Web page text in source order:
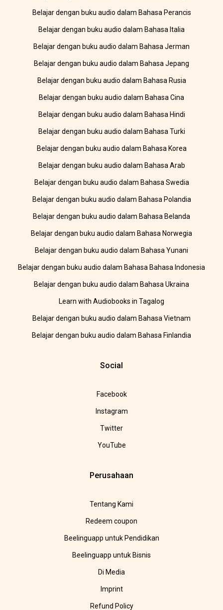
Belajar dengan buku audio dalam Bahasa Perancis
Belajar dengan buku audio dalam Bahasa Italia
Belajar dengan buku audio dalam Bahasa Jerman
Belajar dengan buku audio dalam Bahasa Jepang
Belajar dengan buku audio dalam Bahasa Rusia
Belajar dengan buku audio dalam Bahasa Cina
Belajar dengan buku audio dalam Bahasa Hindi
Belajar dengan buku audio dalam Bahasa Turki
Belajar dengan buku audio dalam Bahasa Korea
Belajar dengan buku audio dalam Bahasa Arab
Belajar dengan buku audio dalam Bahasa Swedia
Belajar dengan buku audio dalam Bahasa Polandia
Belajar dengan buku audio dalam Bahasa Belanda
Belajar dengan buku audio dalam Bahasa Norwegia
Belajar dengan buku audio dalam Bahasa Yunani
Belajar dengan buku audio dalam Bahasa Bahasa Indonesia
Belajar dengan buku audio dalam Bahasa Ukraina
Learn with Audiobooks in Tagalog
Belajar dengan buku audio dalam Bahasa Vietnam
Belajar dengan buku audio dalam Bahasa Finlandia
Social
Facebook
Instagram
Twitter
YouTube
Perusahaan
Tentang Kami
Redeem coupon
Beelinguapp untuk Pendidikan
Beelinguapp untuk Bisnis
Di Media
Imprint
Refund Policy